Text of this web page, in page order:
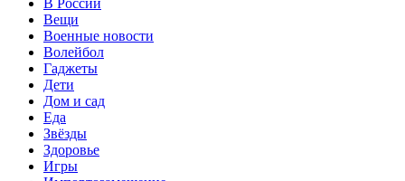
Вещи
Военные новости
Волейбол
Гаджеты
Дети
Дом и сад
Еда
Звёзды
Здоровье
Игры